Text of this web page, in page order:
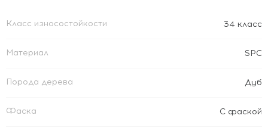
Класс износостойкости 34 класс
Материал SPC
Порода дерева Дуб
Фаска С фаской